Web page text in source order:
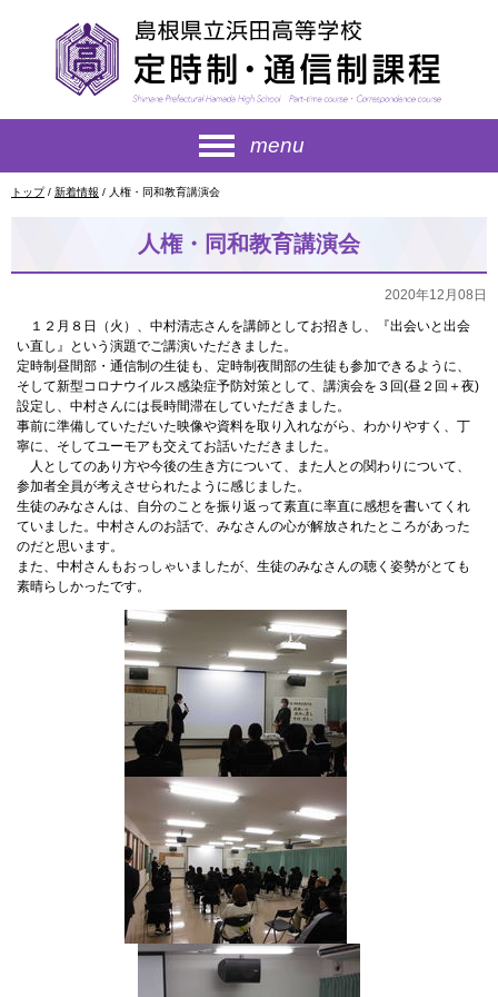
menu
現
トップ/ 新着情報 / 人権・同和教育講演会
人権・同和教育講演会
2020年12月08日
１２月８日（火）、中村清志さんを講師としてお招きし、『出会いと出会
い直し』という演題でご講演いただきました。
定時制昼間部・通信制の生徒も、定時制夜間部の生徒も参加できるように、
そして新型コロナウイルス感染症予防対策として、講演会を３回(昼２回＋夜)
設定し、中村さんには長時間滞在していただきました。
事前に準備していただいた映像や資料を取り入れながら、わかりやすく、丁
寧に、そしてユーモアも交えてお話いただきました。
人としてのあり方や今後の生き方について、また人との関わりについて、
参加者全員が考えさせられたように感じました。
生徒のみなさんは、自分のことを振り返って素直に率直に感想を書いてくれ
ていました。中村さんのお話で、みなさんの心が解放されたところがあった
のだと思います。
また、中村さんもおっしゃいましたが、生徒のみなさんの聴く姿勢がとても
素晴らしかったです。